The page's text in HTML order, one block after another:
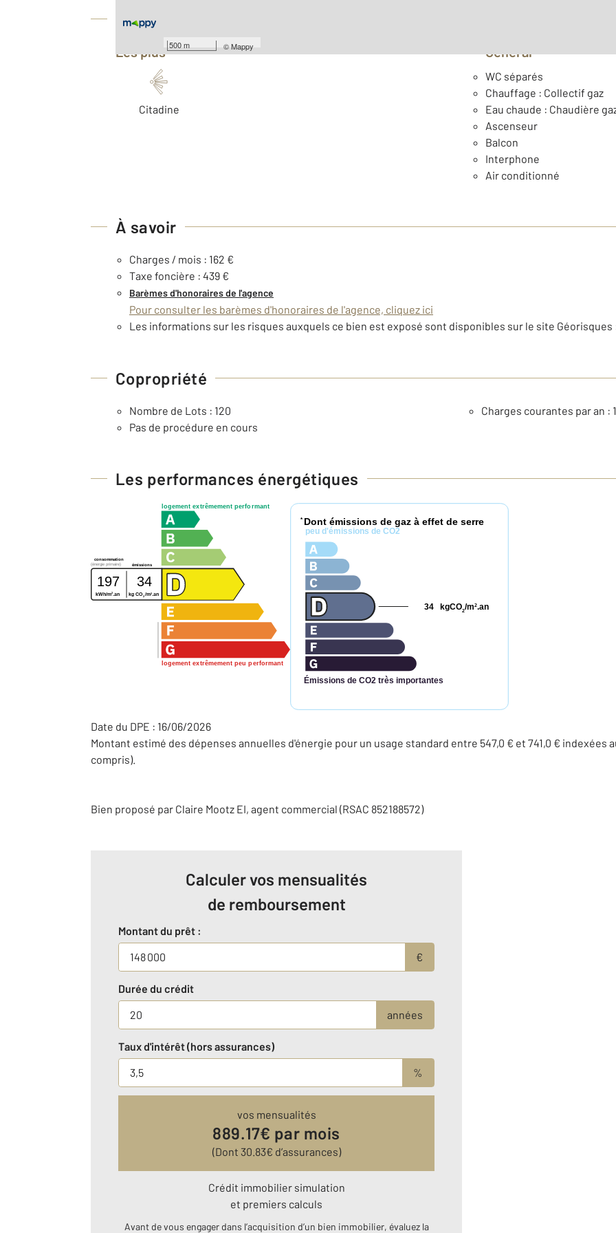
500 m ©Mappy
Équipements
Les plus
Citadine
Général
WC séparés
Chauffage : Collectif gaz
Eau chaude : Chaudière
Ascenseur
Balcon
Interphone
Air conditionné
À savoir
Charges / mois : 162 €
Taxe foncière : 439 €
Barèmes d'honoraires de l'agence
Pour consulter les barèmes d'honoraires de l'agence, cliquez ici
Les informations sur les risques auxquels ce bien est exposé sont disponibles sur le site
Copropriété
Nombre de Lots : 120
Charges courantes par an :
Pas de procédure en cours
Les performances énergétiques
logement extrêmement performant
logement extrêmement peu performant
consommation
émissions
(énergie primaire)
197 34
kWh/m2 .an kg CO2 /m2 .an
* Dont émissions de gaz à effet de serre
peu d'émissions de CO2
Émissions de CO2 très importantes
kgCO2/m2.an
34
Date du DPE : 16/06/2026
Montant estimé des dépenses annuelles d'énergie pour un usage standard entre 547,0 € et 741,0 € indexées
compris).
Bien proposé par Claire Mootz EI, agent commercial (RSAC 852188572)
Calculer vos mensualités
de remboursement
Montant du prêt :
€
Durée du crédit
années
Taux d'intérêt (hors assurances)
%
vos mensualités
889.17€ par mois
(Dont 30.83€ d’assurances)
Crédit immobilier simulation
et premiers calculs
Avant de vous engager dans l’acquisition d’un bien immobilier, évaluez la